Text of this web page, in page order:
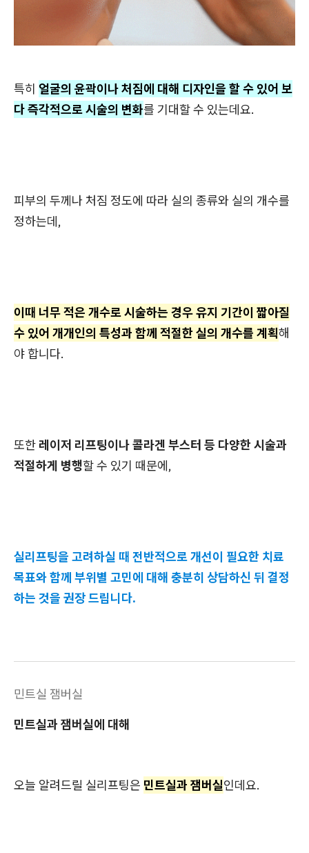
특히 얼굴의 윤곽이나 처짐에 대해 디자인을 할 수 있어 보
다 즉각적으로 시술의 변화를 기대할 수 있는데요.
피부의 두께나 처짐 정도에 따라 실의 종류와 실의 개수를
정하는데,
이때 너무 적은 개수로 시술하는 경우 유지 기간이 짧아질
수 있어 개개인의 특성과 함께 적절한 실의 개수를 계획해
야 합니다.
또한레이저 리프팅이나 콜라겐 부스터 등 다양한 시술과
적절하게 병행할 수 있기 때문에,
실리프팅을 고려하실 때 전반적으로 개선이 필요한 치료
목표와 함께 부위별 고민에 대해 충분히 상담하신 뒤 결정
하는 것을 권장 드립니다.
민트실 잼버실
민트실과 잼버실에 대해
오늘 알려드릴 실리프팅은 민트실과 잼버실인데요.